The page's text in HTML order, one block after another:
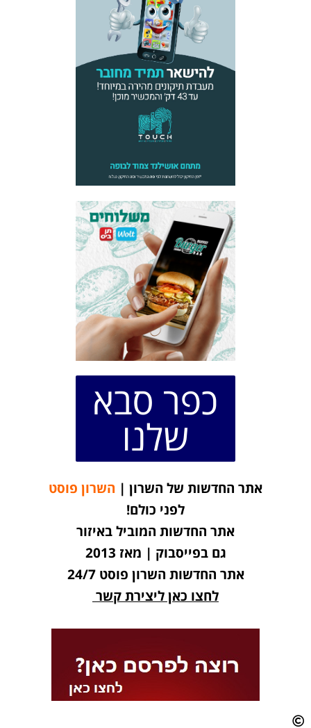
כפר סבא
שלנו
אתר החדשות של השרון | השרון פוסט
לפני כולם!
אתר החדשות המוביל באיזור
גם בפייסבוק | מאז 2013
אתר החדשות השרון פוסט 24/7
לחצו כאן ליצירת קשר